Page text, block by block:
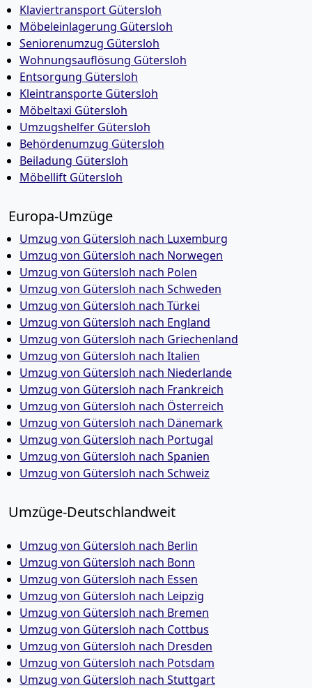
Klaviertransport Gütersloh
Möbeleinlagerung Gütersloh
Seniorenumzug Gütersloh
Wohnungsauflösung Gütersloh
Entsorgung Gütersloh
Kleintransporte Gütersloh
Möbeltaxi Gütersloh
Umzugshelfer Gütersloh
Behördenumzug Gütersloh
Beiladung Gütersloh
Möbellift Gütersloh
Europa-Umzüge
Umzug von Gütersloh nach Luxemburg
Umzug von Gütersloh nach Norwegen
Umzug von Gütersloh nach Polen
Umzug von Gütersloh nach Schweden
Umzug von Gütersloh nach Türkei
Umzug von Gütersloh nach England
Umzug von Gütersloh nach Griechenland
Umzug von Gütersloh nach Italien
Umzug von Gütersloh nach Niederlande
Umzug von Gütersloh nach Frankreich
Umzug von Gütersloh nach Österreich
Umzug von Gütersloh nach Dänemark
Umzug von Gütersloh nach Portugal
Umzug von Gütersloh nach Spanien
Umzug von Gütersloh nach Schweiz
Umzüge-Deutschlandweit
Umzug von Gütersloh nach Berlin
Umzug von Gütersloh nach Bonn
Umzug von Gütersloh nach Essen
Umzug von Gütersloh nach Leipzig
Umzug von Gütersloh nach Bremen
Umzug von Gütersloh nach Cottbus
Umzug von Gütersloh nach Dresden
Umzug von Gütersloh nach Potsdam
Umzug von Gütersloh nach Stuttgart